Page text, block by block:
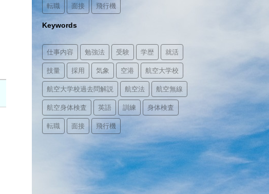
転職 面接 飛行機
Keywords
仕事内容 勉強法 受験 学歴 就活
技量 採用 気象 空港 航空大学校
航空大学校過去問解説 航空法 航空無線
航空身体検査 英語 訓練 身体検査
転職 面接 飛行機